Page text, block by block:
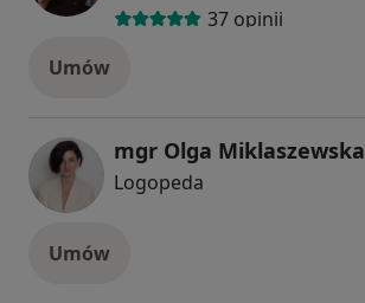
37 opinii
Umów
mgr Olga Miklaszewska
Logopeda
Umów